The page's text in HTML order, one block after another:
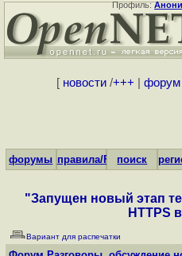
Профиль:
[ новости/+++ форум
форумы правила/FAQпоиск
"Запущен новый этап
HTTPS
Вариант для распечатки